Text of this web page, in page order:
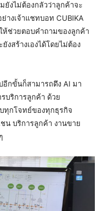
ยังไม่ต้องกลัวว่าลูกค้าจะ
างเจ้าแชทบอท CUBIKA
ห้ช่วยตอบคำถามของลูกค้า
งสร้างเองได้โดยไม่ต้อง
กขั้นก็สามารถดึง AI มา
บริการลูกค้า ด้วย
ทุกโจทย์ของทุกธุรกิจ
น บริการลูกค้า งานขาย